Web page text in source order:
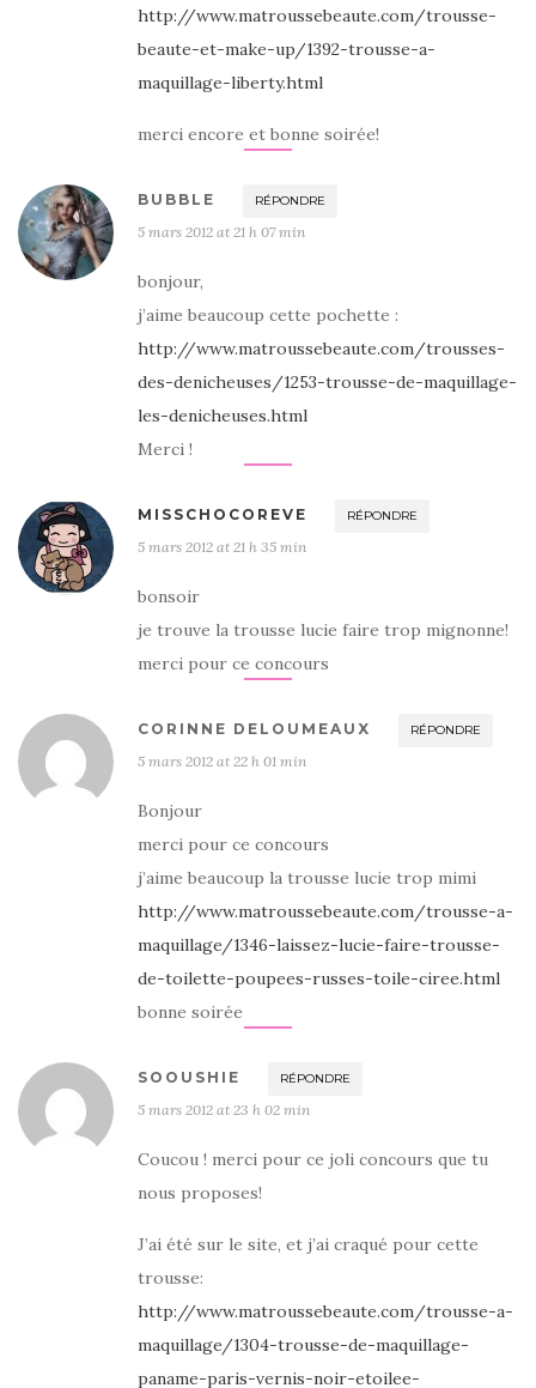
http://www.matroussebeaute.com/trousse-
beaute-et-make-up/1392-trousse-a-
maquillage-liberty.html
merci encore et bonne soirée!
BUBBLE RÉPONDRE
5 mars 2012 at 21 h 07 min
bonjour,
j’aime beaucoup cette pochette :
http://www.matroussebeaute.com/trousses-
des-denicheuses/1253-trousse-de-maquillage-
les-denicheuses.html
Merci !
MISSCHOCOREVE RÉPONDRE
5 mars 2012 at 21 h 35 min
bonsoir
je trouve la trousse lucie faire trop mignonne!
merci pour ce concours
CORINNE DELOUMEAUX RÉPONDRE
5 mars 2012 at 22 h 01 min
Bonjour
merci pour ce concours
j’aime beaucoup la trousse lucie trop mimi
http://www.matroussebeaute.com/trousse-a-
maquillage/1346-laissez-lucie-faire-trousse-
de-toilette-poupees-russes-toile-ciree.html
bonne soirée
SOOUSHIE RÉPONDRE
5 mars 2012 at 23 h 02 min
Coucou ! merci pour ce joli concours que tu
nous proposes!
J’ai été sur le site, et j’ai craqué pour cette
trousse:
http://www.matroussebeaute.com/trousse-a-
maquillage/1304-trousse-de-maquillage-
paname-paris-vernis-noir-etoilee-